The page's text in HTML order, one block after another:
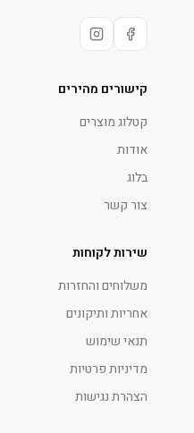
קישורים מהירים
קטלוג מוצרים
אודות
בלוג
צור קשר
שירות לקוחות
משלוחים והחזרות
אחריות ותיקונים
תנאי שימוש
מדיניות פרטיות
הצהרת נגישות